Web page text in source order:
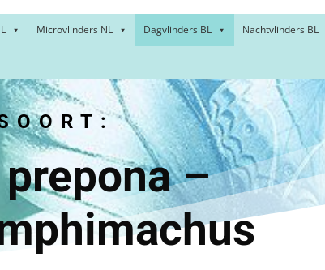
Microvlinders NL Dagvlinders BL Nachtvlinders BL
–